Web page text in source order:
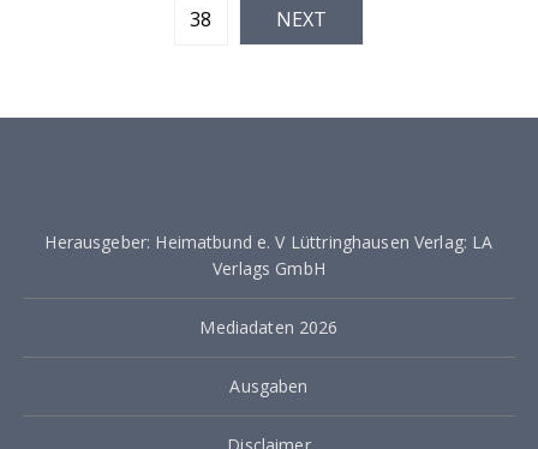
e
e
r
38 NEXT
Herausgeber: Heimatbund e. V Lüttringhausen Verlag: LA
Verlags GmbH
Mediadaten 2026
Ausgaben